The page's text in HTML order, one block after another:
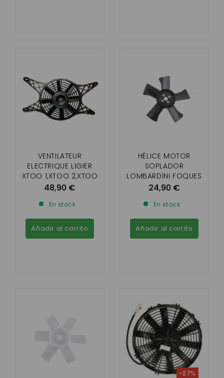
VENTILATEUR
ELECTRIQUE LIGIER
XTOO 1,XTOO 2,XTOO
MAX ,OPTIMAX
MGO,M8 ,F8C,
CARGO
48,90 €
En stock
Añadir al carrito
HÉLICE MOTOR
SOPLADOR
LOMBARDINI FOQUES
Y PROGRESO
24,90 €
En stock
Añadir al carrito
-27%